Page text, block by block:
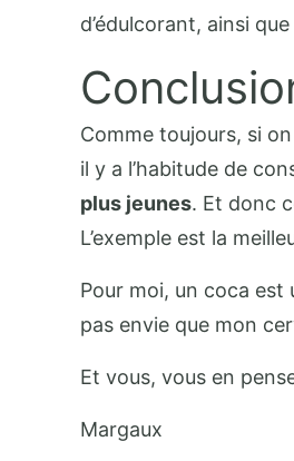
d’édulcorant, ainsi
Comme toujours, si
il y a l’habitude de
plus jeunes. Et donc
L’exemple est la
Pour moi, un coca est
pas envie que mon
Et vous, vous en
Margaux